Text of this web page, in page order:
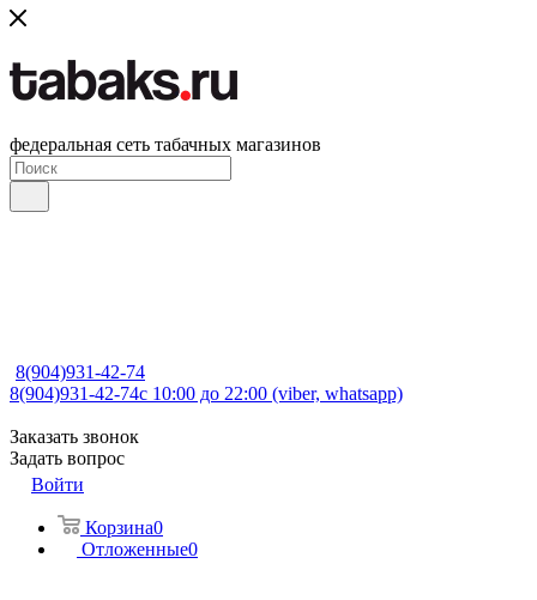
федеральная сеть табачных магазинов
8(904)931-42-74
8(904)931-42-74с 10:00 до 22:00 (viber, whatsapp)
Заказать звонок
Задать вопрос
Войти
Корзина0
Отложенные0